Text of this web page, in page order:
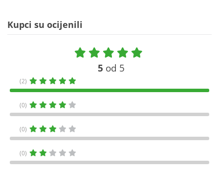
Kupci su ocijenili
5 od 5
(2)
(0)
(0)
(0)